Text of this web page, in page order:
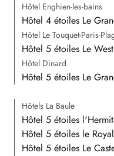
Hôtel Enghien-les-bains
Hôtel 4 étoiles Le
Hôtel Le Touquet-Paris-
Hôtel 5 étoiles Le
Hôtel Dinard
Hôtel 5 étoiles Le
Hôtels La Baule
Hôtel 5 étoiles
Hôtel 5 étoiles le
Hôtel 5 étoiles Le